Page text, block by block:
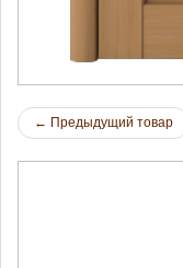
← Предыдущий товар